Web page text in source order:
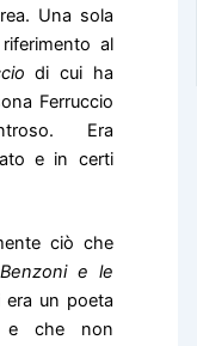
Una sola
al
di cui ha
Ferruccio
Era
e in certi
ciò che
Benzoni e le
era un poeta
e che non